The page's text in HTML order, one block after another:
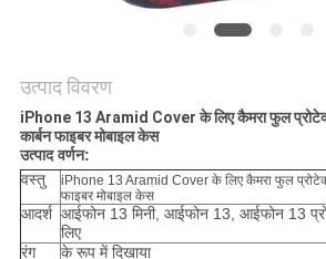
उत्पाद विवरण
iPhone 13 Aramid Cover के लिए कैमरा फुल
कार्बन फाइबर मोबाइल केस
उत्पाद वर्णन:
वस्तु
iPhone 13 Aramid Cover के लिए कैमरा फुल
फाइबर मोबाइल केस
आदर्श आईफोन 13 मिनी, आईफोन 13, आईफोन 13
लिए
रंग
के रूप में दिखाया